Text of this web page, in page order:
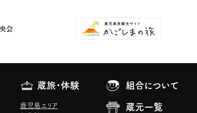
蔵旅・体験
鹿児島エリア
組合について
蔵元一覧